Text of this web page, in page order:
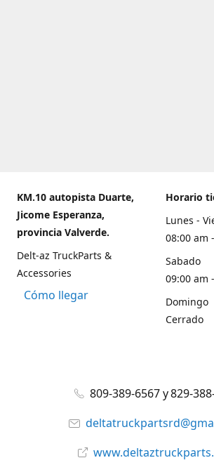
KM.10 autopista Duarte,
Jicome Esperanza,
provincia Valverde.
Delt-az TruckParts &
Accessories
Cómo llegar
Horario
Lunes -
08:00 am
Sabado
09:00 am
Domingo
Cerrado
809-389-6567 y 829-